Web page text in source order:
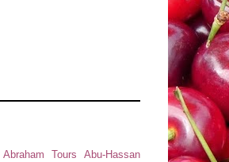
Abraham Tours
Abu-Hassan